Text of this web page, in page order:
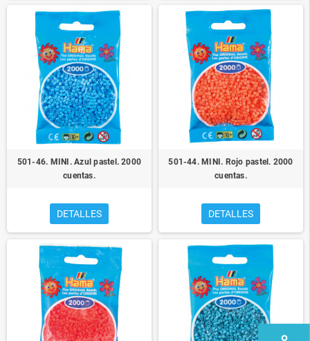
501-46. MINI. Azul pastel. 2000
cuentas.
DETALLES
501-44. MINI. Rojo pastel. 2000
cuentas.
DETALLES